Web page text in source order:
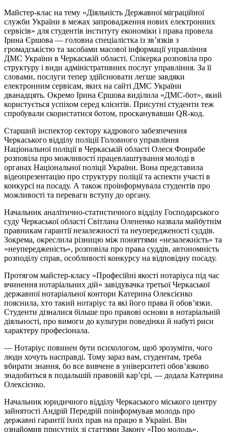
Майстер-клас на тему «Діяльність Державної міграційної
служби України в межах запровадження нових електронних
сервісів» для студентів інституту економіки і права провела
Ірина Єршова — головна спеціалістка із зв’язків з
громадськістю та засобами масової інформації управління
ДМС України в Черкаській області. Спікерка розповіла про
структуру і види адміністративних послуг управління. За її
словами, послуги тепер здійснювати легше завдяки
електронним сервісам, яких на сайті ДМС України
дванадцять. Окремо Ірина Єршова виділила «ДМС-бот», який
користується успіхом серед клієнтів. Присутні студенти теж
спробували скористатися ботом, просканувавши QR-код.
Старший інспектор сектору кадрового забезпечення
Черкаського відділу поліції Головного управління
Національної поліції в Черкаській області Олеся Фонрабе
розповіла про можливості працевлаштування молоді в
органах Національної поліції України. Вона представила
відеопрезентацію про структуру поліції та аспекти участі в
конкурсі на посаду. А також проінформувала студентів про
можливості та переваги вступу до органу.
Начальник аналітично-статистичного відділу Господарського
суду Черкаської області Світлана Олененко назвала майбутнім
правникам гарантії незалежності та неупередженості суддів.
Зокрема, окреслила різницю між поняттями «незалежність» та
«неупередженість», розповіла про права суддів, автономність
розподілу справ, особливості конкурсу на відповідну посаду.
Протягом майстер-класу «Професійні якості нотаріуса під час
вчинення нотаріальних дій» завідувачка третьої Черкаської
державної нотаріальної контори Катерина Олексієнко
пояснила, хто такий нотаріус та які його права й обов’язки.
Студенти дізналися більше про правові основи в нотаріальній
діяльності, про вимоги до культури поведінки й набуті риси
характеру професіонала.
— Нотаріус повинен бути психологом, щоб зрозуміти, чого
люди хочуть насправді. Тому зараз вам, студентам, треба
вбирати знання, бо все вивчене в університеті обов’язково
знадобиться в подальшій правовій кар’єрі, — додала Катерина
Олексієнко.
Начальник юридичного відділу Черкаського міського центру
зайнятості Андрій Передрій поінформував молодь про
державні гарантії їхніх прав на працю в Україні. Він
ознайомив присутніх зі статтями Закону «Про молодь».